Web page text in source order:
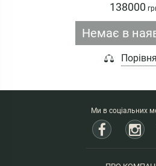
138000
Немає в
Ми в соціальних